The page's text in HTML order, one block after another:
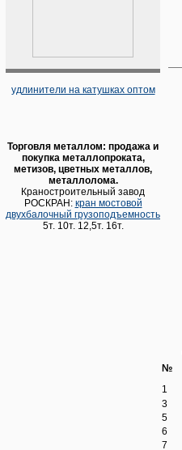
удлинители на катушках оптом
Торговля металлом: продажа и
покупка металлопроката,
метизов, цветных металлов,
металлолома.
Краностроительный завод
РОСКРАН: кран мостовой
двухбалочный грузоподъемность
5т. 10т. 12,5т. 16т.
№
1
3
5
6
7